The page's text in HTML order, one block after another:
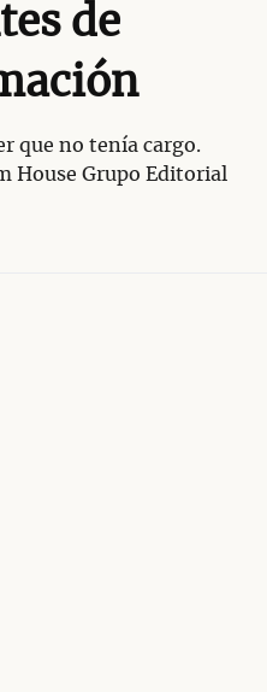
de
que no tenía cargo.
House Grupo Editorial